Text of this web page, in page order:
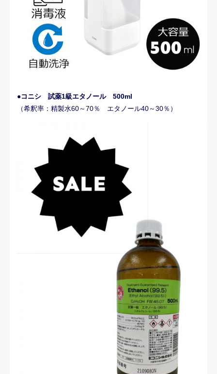
●コニシ 試薬1級エタノール 500ml
（希釈率：精製水60～70％ エタノール40～30％）